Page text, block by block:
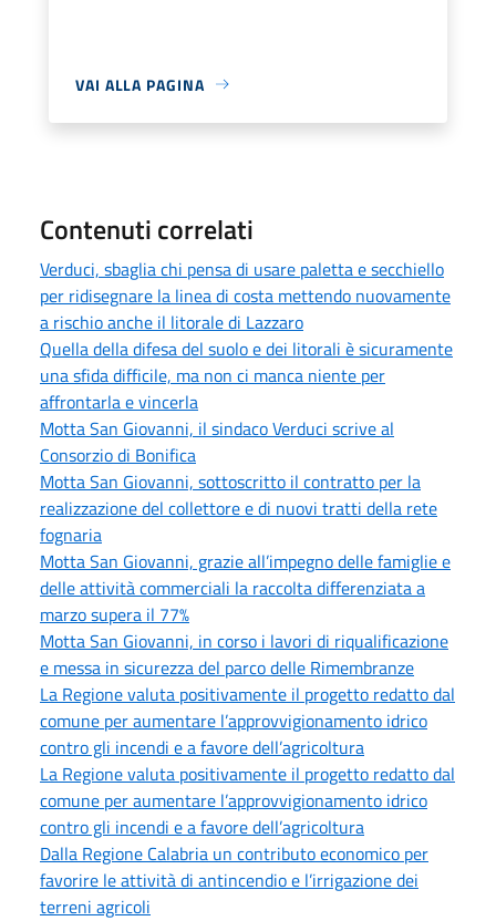
VAI ALLA PAGINA
Contenuti correlati
Verduci, sbaglia chi pensa di usare paletta e secchiello
per ridisegnare la linea di costa mettendo nuovamente
a rischio anche il litorale di Lazzaro
Quella della difesa del suolo e dei litorali è sicuramente
una sfida difficile, ma non ci manca niente per
affrontarla e vincerla
Motta San Giovanni, il sindaco Verduci scrive al
Consorzio di Bonifica
Motta San Giovanni, sottoscritto il contratto per la
realizzazione del collettore e di nuovi tratti della rete
fognaria
Motta San Giovanni, grazie all’impegno delle famiglie e
delle attività commerciali la raccolta differenziata a
marzo supera il 77%
Motta San Giovanni, in corso i lavori di riqualificazione
e messa in sicurezza del parco delle Rimembranze
La Regione valuta positivamente il progetto redatto dal
comune per aumentare l’approvvigionamento idrico
contro gli incendi e a favore dell’agricoltura
La Regione valuta positivamente il progetto redatto dal
comune per aumentare l’approvvigionamento idrico
contro gli incendi e a favore dell’agricoltura
Dalla Regione Calabria un contributo economico per
favorire le attività di antincendio e l’irrigazione dei
terreni agricoli